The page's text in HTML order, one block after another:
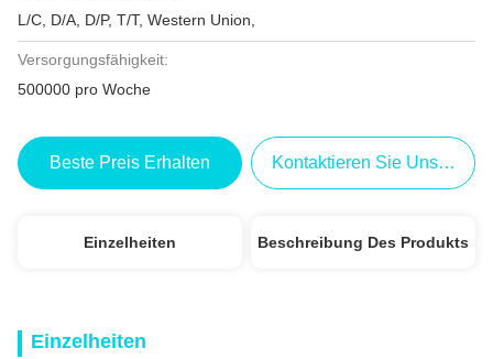
L/C, D/A, D/P, T/T, Western Union,
Versorgungsfähigkeit:
500000 pro Woche
Beste Preis Erhalten Kontaktieren Sie Uns Jetzt
Einzelheiten Beschreibung Des Produkts
Einzelheiten